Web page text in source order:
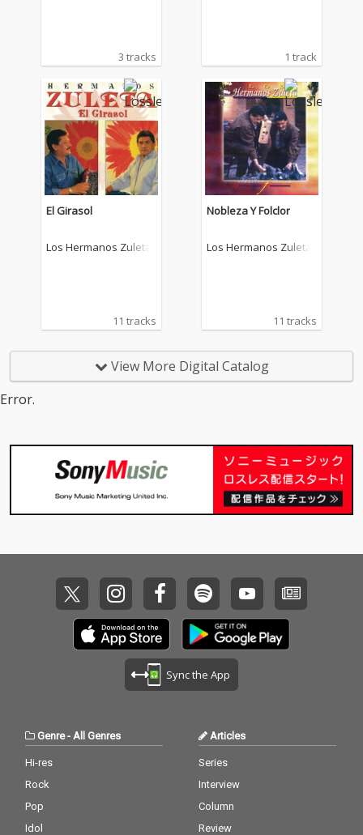
3 tracks 1 track
El Girasol
Los Hermanos Zuleta
11 tracks
Nobleza Y Folclor
Los Hermanos Zuleta
11 tracks
View More Digital Catalog
Error.
Sync the App
Genre- All Genres
Hi-res
Rock
Pop
Idol
Articles
Series
Interview
Column
Review